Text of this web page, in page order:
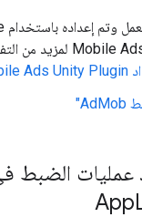
Mobileلمزيد من
Ads Unity
عمليات الضبط